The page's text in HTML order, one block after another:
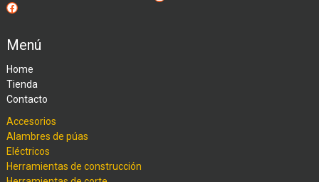
Facebook
Menú
Home
Tienda
Contacto
Accesorios
Alambres de púas
Eléctricos
Herramientas de construcción